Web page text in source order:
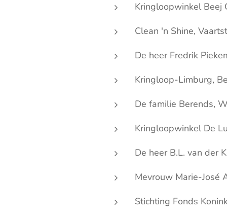
Kringloopwinkel Beej
Clean 'n Shine,
De heer Fredrik
Kringloop-Limburg,
De familie Berends,
Kringloopwinkel De
De heer B.L. van der
Mevrouw Marie-José
Stichting Fonds